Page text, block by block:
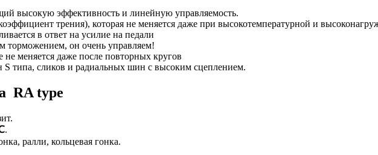
высокую эффективность и линейную управляемость.
трения), которая не меняется даже при высокотемпературной и
в ответ на усилие на педали
он очень управляем!
не меняется даже после повторных кругов
S типа, сликов и радиальных шин с высоким сцеплением.
RA type
.
ралли, кольцевая гонка.